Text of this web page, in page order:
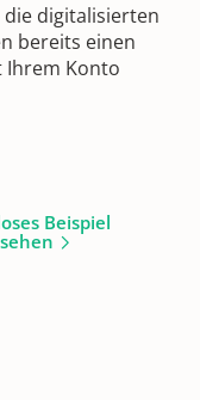
die digitalisierten
bereits einen
Ihrem Konto
Beispiel